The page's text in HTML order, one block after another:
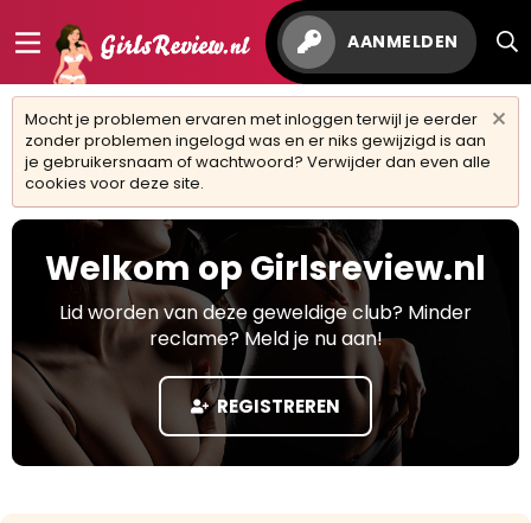
AANMELDEN
Mocht je problemen ervaren met inloggen terwijl je eerder
zonder problemen ingelogd was en er niks gewijzigd is aan
je gebruikersnaam of wachtwoord? Verwijder dan even alle
cookies voor deze site.
Welkom op Girlsreview.nl
Lid worden van deze geweldige club? Minder
reclame? Meld je nu aan!
REGISTREREN